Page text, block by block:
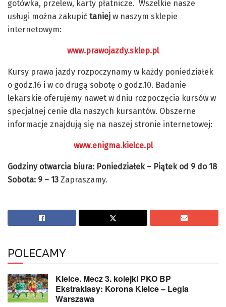
gotówka, przelew, karty płatnicze. Wszelkie nasze
usługi można zakupić taniej w naszym sklepie
internetowym:
www.prawojazdy.sklep.pl
Kursy prawa jazdy rozpoczynamy w każdy poniedziałek
o godz.16 i w co drugą sobotę o godz.10. Badanie
lekarskie oferujemy nawet w dniu rozpoczęcia kursów w
specjalnej cenie dla naszych kursantów. Obszerne
informacje znajdują się na naszej stronie internetowej:
www.enigma.kielce.pl
Godziny otwarcia biura: Poniedziałek – Piątek od 9 do 18
Sobota: 9 – 13 Zapraszamy.
POLECAMY
Kielce. Mecz 3. kolejki PKO BP
Ekstraklasy: Korona Kielce – Legia
Warszawa